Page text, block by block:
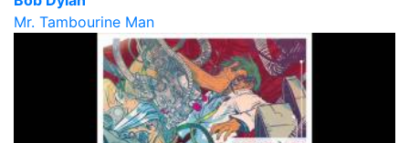
Mr. Tambourine Man